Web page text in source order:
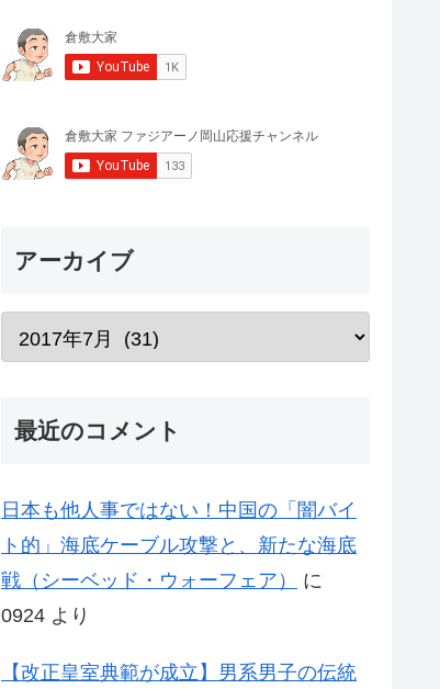
アーカイブ
最近のコメント
日本も他人事ではない！中国の「闇バイ
ト的」海底ケーブル攻撃と、新たな海底
戦（シーベッド・ウォーフェア）
に
0924 より
【改正皇室典範が成立】男系男子の伝統